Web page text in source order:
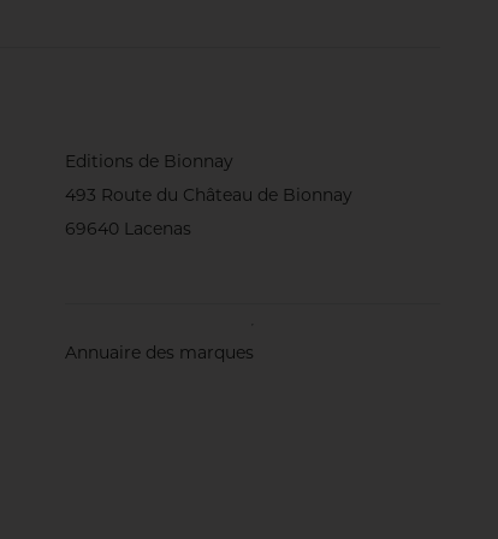
Editions de Bionnay
493 Route du Château de Bionnay
69640 Lacenas
Annuaire des marques